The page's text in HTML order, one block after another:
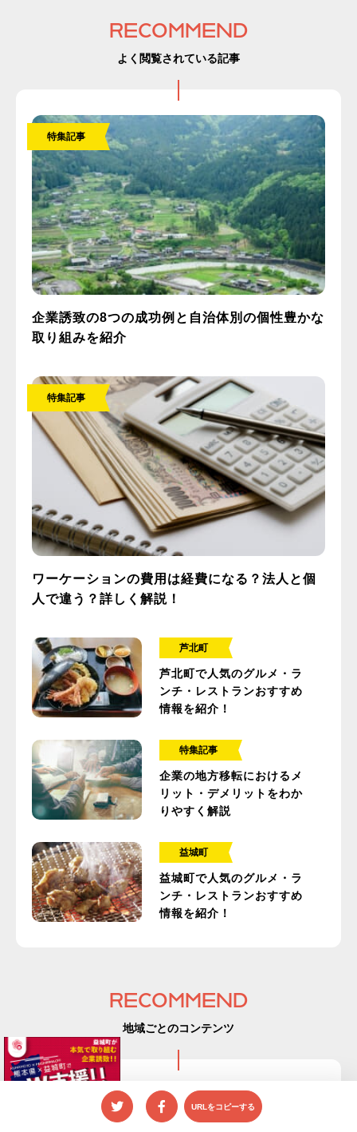
URLをコピーする
RECOMMEND
よく閲覧されている記事
特集記事
企業誘致の8つの成功例と自治体別の個性豊かな
取り組みを紹介
特集記事
ワーケーションの費用は経費になる？法人と個
人で違う？詳しく解説！
芦北町
芦北町で人気のグルメ・ラ
ンチ・レストランおすすめ
情報を紹介！
特集記事
企業の地方移転におけるメ
リット・デメリットをわか
りやすく解説
益城町
益城町で人気のグルメ・ラ
ンチ・レストランおすすめ
情報を紹介！
RECOMMEND
地域ごとのコンテンツ
— 県央エリア —